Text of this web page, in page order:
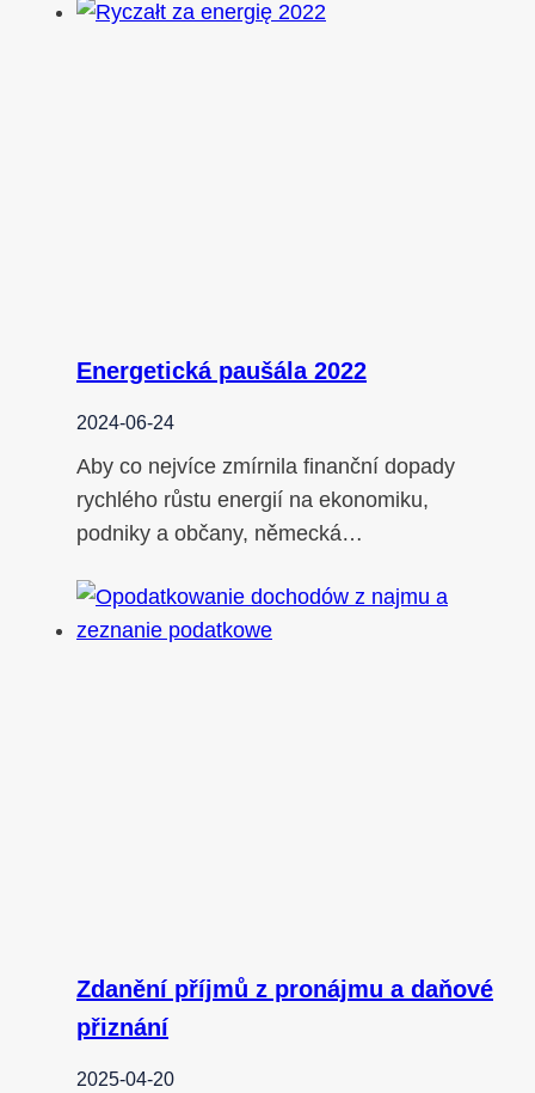
Energetická paušála 2022
2024-06-24
Aby co nejvíce zmírnila finanční dopady
rychlého růstu energií na ekonomiku,
podniky a občany, německá…
Zdanění příjmů z pronájmu a daňové
přiznání
2025-04-20